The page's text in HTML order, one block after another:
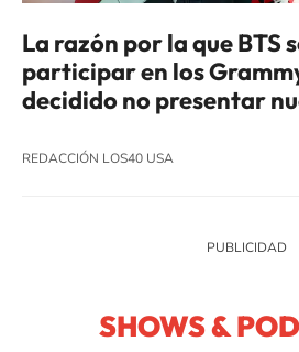
La razón por la que BTS
participar en los
decidido no presentar
REDACCIÓN LOS40 USA
SHOWS &